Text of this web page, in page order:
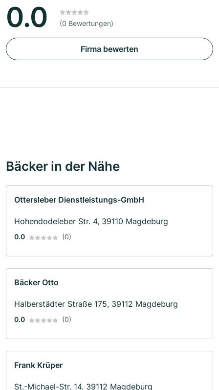
0.0 (0 Bewertungen)
Firma bewerten
Bäcker in der Nähe
Ottersleber Dienstleistungs-GmbH
Hohendodeleber Str. 4, 39110 Magdeburg
0.0 (0)
Bäcker Otto
Halberstädter Straße 175, 39112 Magdeburg
0.0 (0)
Frank Krüper
St.-Michael-Str. 14, 39112 Magdeburg